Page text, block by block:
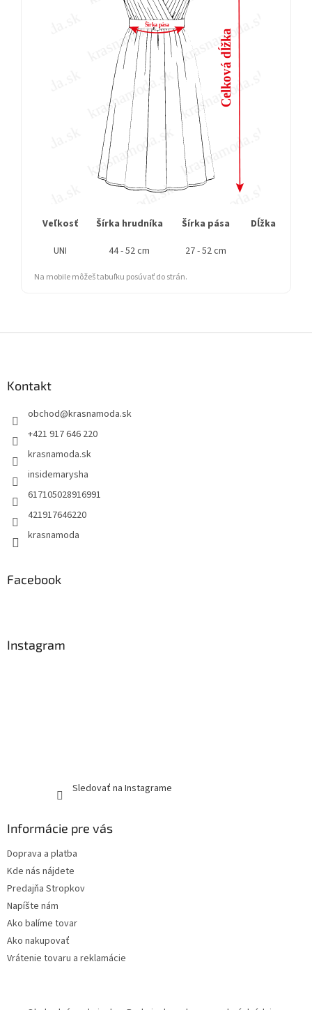
Veľkosť Šírka hrudníka Šírka pása
Dĺžka
UNI
44 - 52 cm 27 - 52 cm
Na mobile môžeš tabuľku posúvať do strán.
Kontakt
obchod@krasnamoda.sk
+421 917 646 220
krasnamoda.sk
insidemarysha
617105028916991
421917646220
krasnamoda
Facebook
Instagram
Sledovať na Instagrame
Informácie pre vás
Doprava a platba
Kde nás nájdete
Predajňa Stropkov
Napíšte nám
Ako balíme tovar
Ako nakupovať
Vrátenie tovaru a reklamácie